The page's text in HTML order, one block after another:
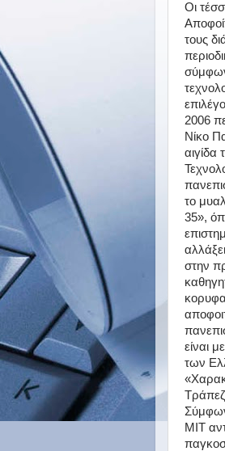
Οι
τους
2006
Νίκο
αιγίδα
το
35»,
στην
είναι
των
ΜΙΤ